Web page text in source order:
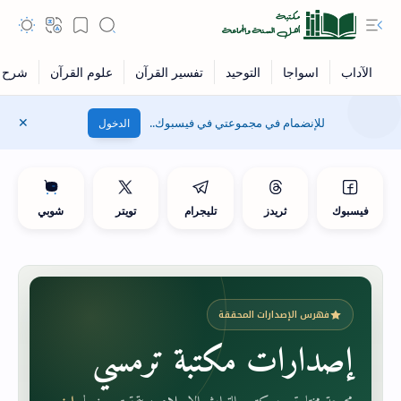
للإنضمام في مجموعتي في فيسبوك.. الدخول
فيسبوك ثريدز تليجرام تويتر شوبي
فهرس الإصدارات المحققة
إصدارات مكتبة ترمسي